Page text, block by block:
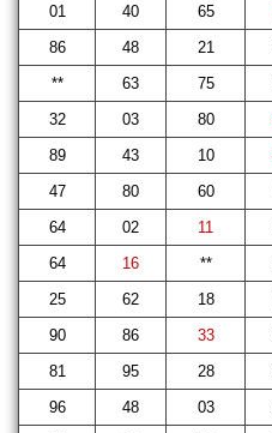
01
40 65
86
48 21
**
63 75
32
03 80
89
43 10
47
80 60
64
02 11
64
16 **
25
62 18
90
86 33
81
95 28
96
48 03